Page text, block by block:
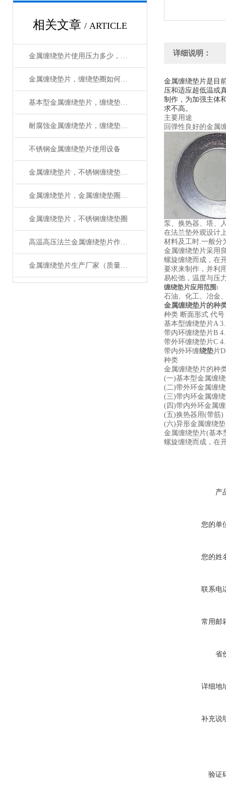
相关文章 / ARTICLE
金属缠绕垫片使用压力多少，使用温度多少
金属缠绕垫片，缠绕垫圈如何使用
基本型金属缠绕垫片，缠绕垫圈生产工艺
耐腐蚀金属缠绕垫片，缠绕垫圈如何使用安装
不锈钢金属缠绕垫片使用设备
金属缠绕垫片，不锈钢缠绕垫片厂家有检验报告
金属缠绕垫片，金属缠绕垫圈执行标准
金属缠绕垫片，不锈钢缠绕垫圈
高温高压法兰金属缠绕垫片作用与用途
金属缠绕垫片生产厂家（质量可靠）
详细说明：
金属缠绕垫片是目
压和适应超低温或
制作，为加强主体
求不高。
主要用途
回弹性良好的金属
泵、换热器、塔、
在法兰垫外观设计
材料及工时.一般分
金属缠绕垫片采用
螺旋缠绕而成，在
要求来制作，并利
易松弛，温度与压
缠绕垫片应用范围:
石油、化工、冶金
金属缠绕垫片的种
种类 断面形式 代号
基本型缠绕垫片A
带内环缠绕垫片B
带外环缠绕垫片C
带内外环缠绕垫片
种类
金属缠绕垫片的种
(一)基本型金属缠
(二)带外环金属缠
(三)带内环金属缠
(四)带内外环金属
(五)换热器用(带筋)
(六)异形金属缠绕垫
金属缠绕垫片(基本
螺旋缠绕而成，在
产
您的单
您的姓
联系电
常用邮
省
详细地
补充说
验证